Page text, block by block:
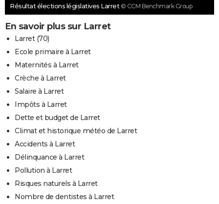
Résultat élections législatives Larret © CCM Benchmark Group
En savoir plus sur Larret
Larret (70)
Ecole primaire à Larret
Maternités à Larret
Crèche à Larret
Salaire à Larret
Impôts à Larret
Dette et budget de Larret
Climat et historique météo de Larret
Accidents à Larret
Délinquance à Larret
Pollution à Larret
Risques naturels à Larret
Nombre de dentistes à Larret